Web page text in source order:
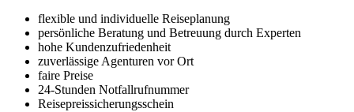
flexible und individuelle Reiseplanung
persönliche Beratung und Betreuung durch Experten
hohe Kundenzufriedenheit
zuverlässige Agenturen vor Ort
faire Preise
24-Stunden Notfallrufnummer
Reisepreissicherungsschein